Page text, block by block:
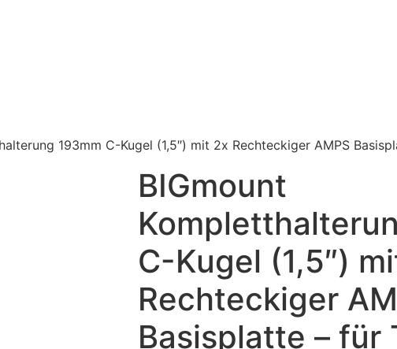
193mm C-Kugel (1,5″) mit 2x Rechteckiger AMPS
BIGmount
C-Kugel (1,5″)
Rechteckiger
Basisplatte – für